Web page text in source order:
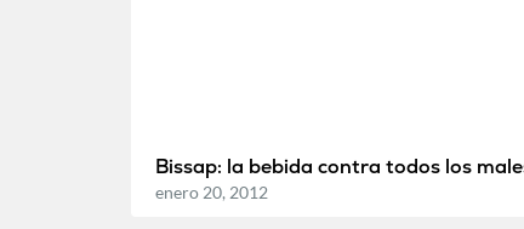
Bissap: la bebida contra todos los
enero 20, 2012